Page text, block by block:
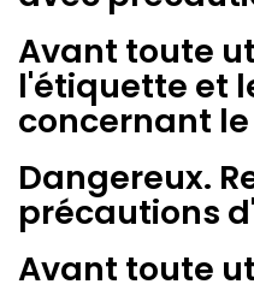
Avant toute
l'étiquette et
concernant
Dangereux.
précautions
Avant toute